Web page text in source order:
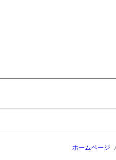
ホームページ